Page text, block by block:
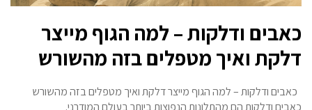
כאבים ודלקות – למה הגוף מייצר
דלקת ואיך מטפלים בזה מהשורש
כאבים ודלקות – למה הגוף מייצר דלקת ואיך מטפלים בזה מהשורש
כאבים ודלקות הם מהתלונות הנפוצות ביותר בעולם המודרני.